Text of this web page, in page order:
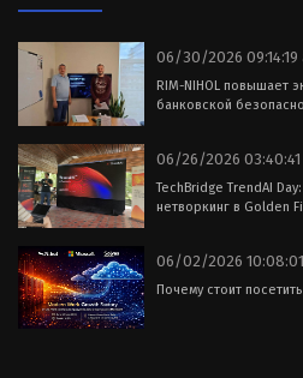
06/30/2026 09:14:19
RIM-NIHOL повышает
банковской
06/26/2026 03:40:41
TechBridge TrendAI
нетворкинг в Golden
06/02/2026
Почему стоит